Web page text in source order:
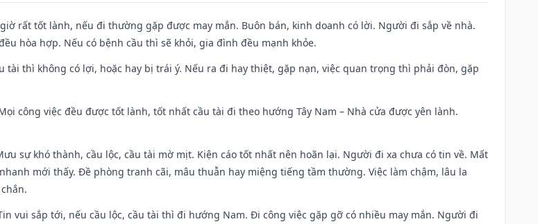
giờ rất tốt lành, nếu đi thường gặp được may mắn. Buôn bán, kinh doanh có lời. Người đi sắp về nhà.
hòa hợp. Nếu có bệnh cầu thì sẽ khỏi, gia đình đều mạnh khỏe.
tài thì không có lợi, hoặc hay bị trái ý. Nếu ra đi hay thiệt, gặp nạn, việc quan trọng thì phải đòn, gặp
công việc đều được tốt lành, tốt nhất cầu tài đi theo hướng Tây Nam – Nhà cửa được yên lành.
sự khó thành, cầu lộc, cầu tài mờ mịt. Kiện cáo tốt nhất nên hoãn lại. Người đi xa chưa có tin về. Mất
mới thấy. Đề phòng tranh cãi, mâu thuẫn hay miệng tiếng tầm thường. Việc làm chậm, lâu la
vui sắp tới, nếu cầu lộc, cầu tài thì đi hướng Nam. Đi công việc gặp gỡ có nhiều may mắn. Người đi